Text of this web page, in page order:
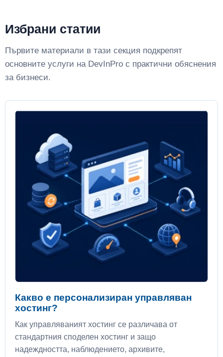
Избрани статии
Първите материали в тази секция подкрепят
основните услуги на DevInPro с практични обяснения
за бизнеси.
Какво е персонализиран управляван
хостинг?
Как управляваният хостинг се различава от
стандартния споделен хостинг и защо
надеждността, наблюдението, архивите,